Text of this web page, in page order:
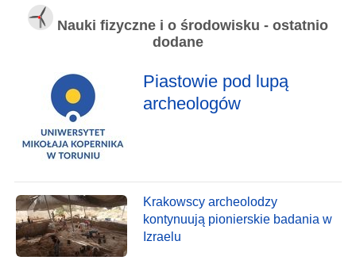
Nauki fizyczne i o środowisku - ostatnio
dodane
Piastowie pod lupą
archeologów
Krakowscy archeolodzy
kontynuują pionierskie badania w
Izraelu